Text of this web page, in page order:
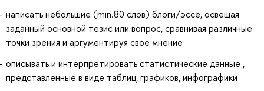
написать небольшие (min.80 слов) блоги/эссе, освещая
заданный основной тезис или вопрос, сравнивая различные
точки зрения и аргументируя свое мнение
описывать и интерпретировать статистические данные ,
представленные в виде таблиц, графиков, инфографики